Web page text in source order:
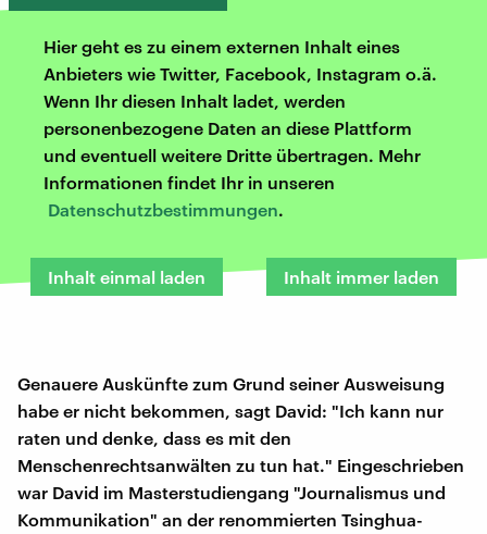
Hier geht es zu einem externen Inhalt eines
Anbieters wie Twitter, Facebook, Instagram o.ä.
Wenn Ihr diesen Inhalt ladet, werden
personenbezogene Daten an diese Plattform
und eventuell weitere Dritte übertragen. Mehr
Informationen findet Ihr in unseren
Datenschutzbestimmungen.
Inhalt einmal laden Inhalt immer laden
Genauere Auskünfte zum Grund seiner Ausweisung
habe er nicht bekommen, sagt David: "Ich kann nur
raten und denke, dass es mit den
Menschenrechtsanwälten zu tun hat." Eingeschrieben
war David im Masterstudiengang "Journalismus und
Kommunikation" an der renommierten Tsinghua-